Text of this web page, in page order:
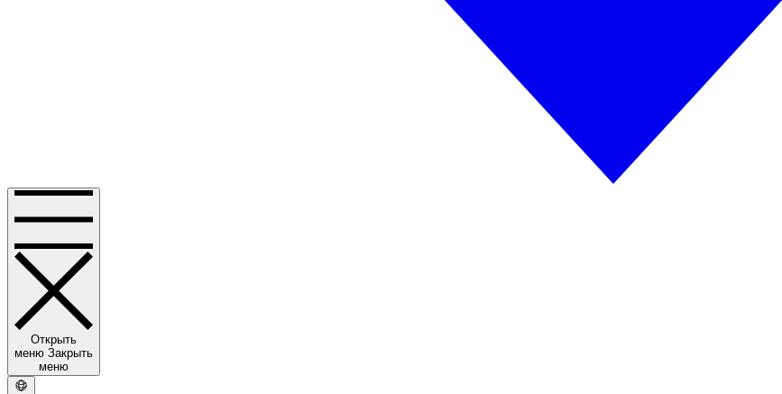
Открыть
меню Закрыть
меню